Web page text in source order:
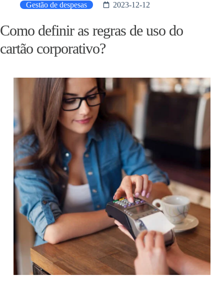
Gestão de despesas 2023-12-12
Como definir as regras de uso do
cartão corporativo?